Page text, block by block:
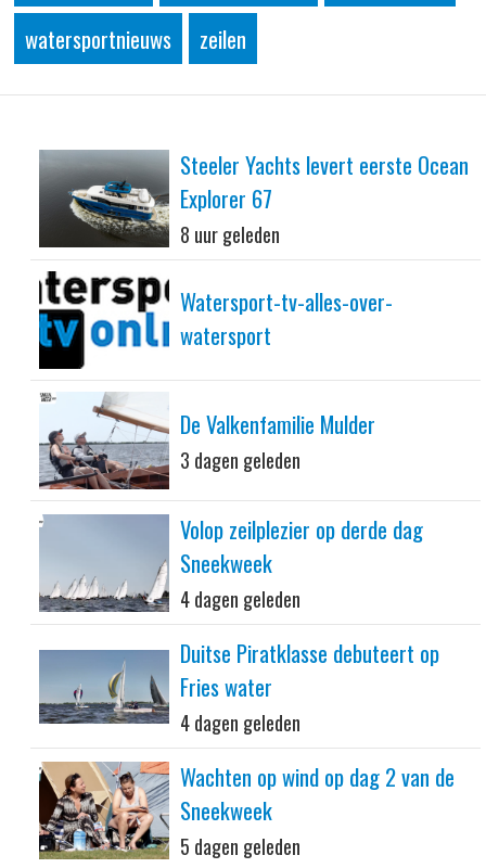
watersportnieuws
zeilen
Steeler Yachts levert eerste Ocean
Explorer 67
8 uur geleden
Watersport-tv-alles-over-
watersport
De Valkenfamilie Mulder
3 dagen geleden
Volop zeilplezier op derde dag
Sneekweek
4 dagen geleden
Duitse Piratklasse debuteert op
Fries water
4 dagen geleden
Wachten op wind op dag 2 van de
Sneekweek
5 dagen geleden